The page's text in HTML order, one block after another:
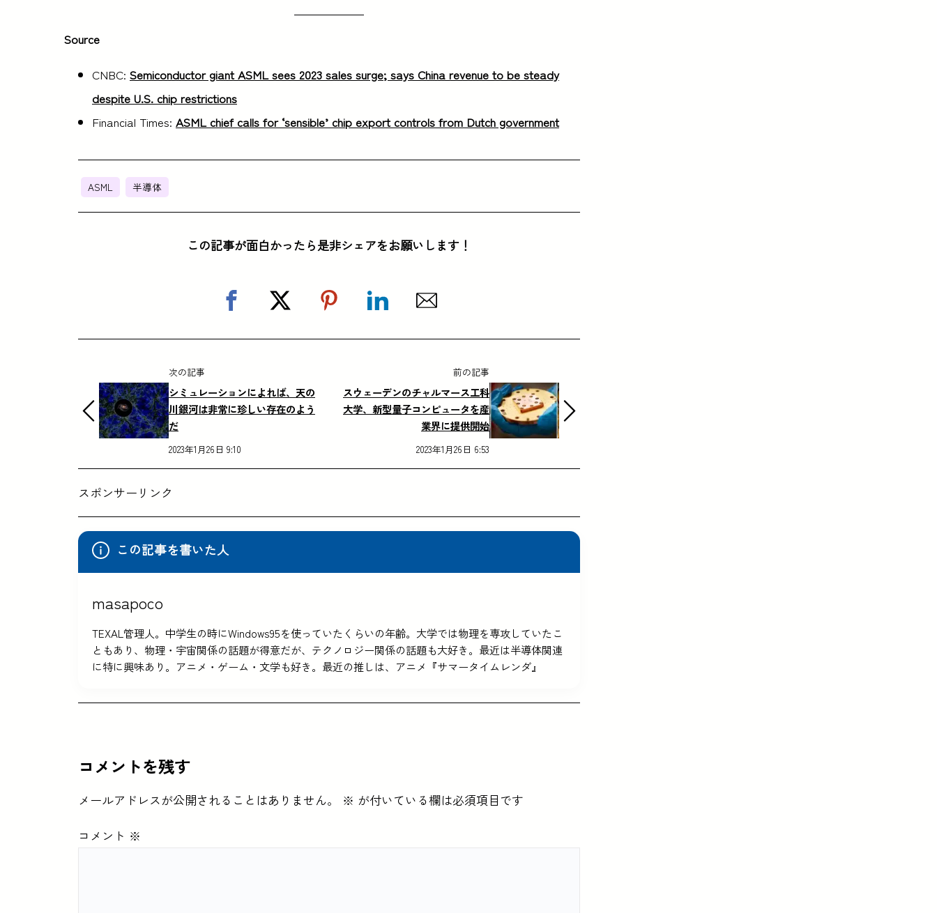
Source
CNBC: Semiconductor giant ASML sees 2023 sales surge; says China revenue to be steady
despite U.S. chip restrictions
Financial Times: ASML chief calls for ‘sensible’ chip export controls from Dutch government
ASML 半導体
この記事が面白かったら是非シェアをお願いします！
次の記事
シミュレーションによれば、天の
川銀河は非常に珍しい存在のよう
だ
2023年1月26日 9:10
前の記事
スウェーデンのチャルマース工科
大学、新型量子コンピュータを産
業界に提供開始
2023年1月26日 6:53
スポンサーリンク
この記事を書いた人
masapoco
TEXAL管理人。中学生の時にWindows95を使っていたくらいの年齢。大学では物理を専攻していたこ
ともあり、物理・宇宙関係の話題が得意だが、テクノロジー関係の話題も大好き。最近は半導体関連
に特に興味あり。アニメ・ゲーム・文学も好き。最近の推しは、アニメ『サマータイムレンダ』
コメントを残す
メールアドレスが公開されることはありません。 ※ が付いている欄は必須項目です
コメント ※